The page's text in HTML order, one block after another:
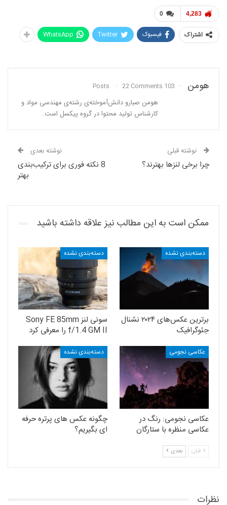
0 4,283
اشتراک فیسبوک Twitter
WhatsApp
هومن 103 Posts
22 Comments
هومن صبارو دانش‌آموخته‌ی رشته‌ی مهندسی مواد و
کارشناس تولید محتوا در گروه پیکسل است.
نوشته قبلی
چرا برخی لنز‌ها بهترند؟
نوشته بعدی
8 نکته فوری برای ترکیب‌بندی
بهتر
ممکن است به این مطالب نیز علاقه داشته باشید
دسته‌بندی نشده
برترین عکس‌های ۲۰۲۴ نشنال
جئوگرافیک
دسته‌بندی نشده
سونی لنز Sony FE 85mm
f/1.4 GM II را معرفی کرد
عکاسی نجومی
عکاسی نجومی: رنگ در
عکاسی منظره با ستارگان
دسته‌بندی نشده
چگونه عکس های پرتره حرفه
ای بگیریم؟
قبلی بعدی
نظرات